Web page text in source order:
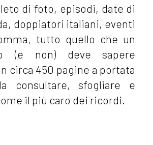
di foto, episodi, date di
doppiatori italiani, eventi
tutto quello che un
(e non) deve sapere
circa 450 pagine a portata
consultare, sfogliare e
il più caro dei ricordi.